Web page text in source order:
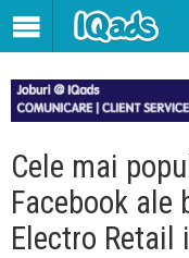
Cele mai
Facebook ale
Electro Retail